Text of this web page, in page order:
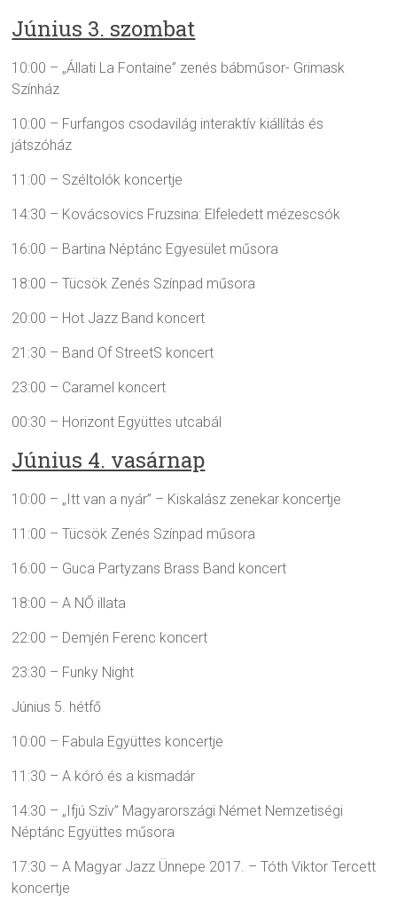
Június 3. szombat
10:00 – „Állati La Fontaine” zenés bábműsor- Grimask
Színház
10:00 – Furfangos csodavilág interaktív kiállítás és
játszóház
11:00 – Széltolók koncertje
14:30 – Kovácsovics Fruzsina: Elfeledett mézescsók
16:00 – Bartina Néptánc Egyesület műsora
18:00 – Tücsök Zenés Színpad műsora
20:00 – Hot Jazz Band koncert
21:30 – Band Of StreetS koncert
23:00 – Caramel koncert
00:30 – Horizont Együttes utcabál
Június 4. vasárnap
10:00 – „Itt van a nyár” – Kiskalász zenekar koncertje
11:00 – Tücsök Zenés Színpad műsora
16:00 – Guca Partyzans Brass Band koncert
18:00 – A NŐ illata
22:00 – Demjén Ferenc koncert
23:30 – Funky Night
Június 5. hétfő
10:00 – Fabula Együttes koncertje
11:30 – A kóró és a kismadár
14:30 – „Ifjú Szív” Magyarországi Német Nemzetiségi
Néptánc Együttes műsora
17:30 – A Magyar Jazz Ünnepe 2017. – Tóth Viktor Tercett
koncertje